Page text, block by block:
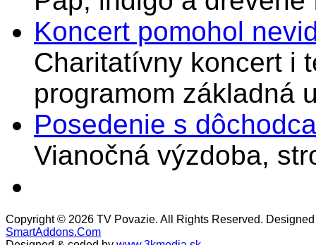
Koncert pomohol
Charitatívny koncert i
programom základná
Posedenie s
Vianočná výzdoba,
Copyright © 2026 TV Povazie. All Rights Reserved.
SmartAddons.Com